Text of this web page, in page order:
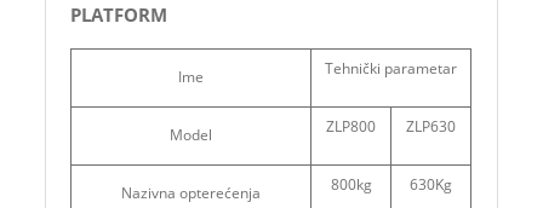
PLATFORM
Ime Tehnički parametar
Model ZLP800 ZLP630
Nazivna opterećenja 800kg 630Kg